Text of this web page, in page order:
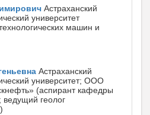
Астраханский
университет
машин и
Астраханский
университет; ООО
(аспирант кафедры
ведущий геолог